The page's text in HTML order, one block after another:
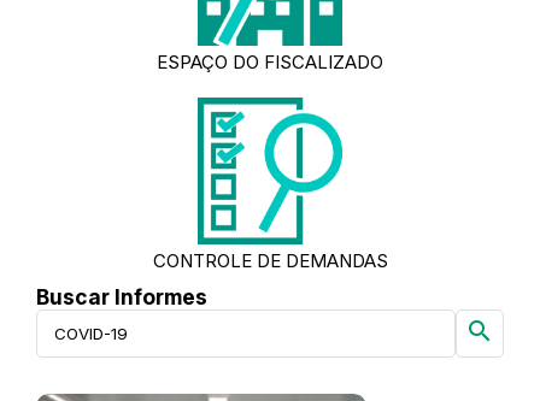
ESPAÇO DO FISCALIZADO
CONTROLE DE DEMANDAS
Buscar Informes
search